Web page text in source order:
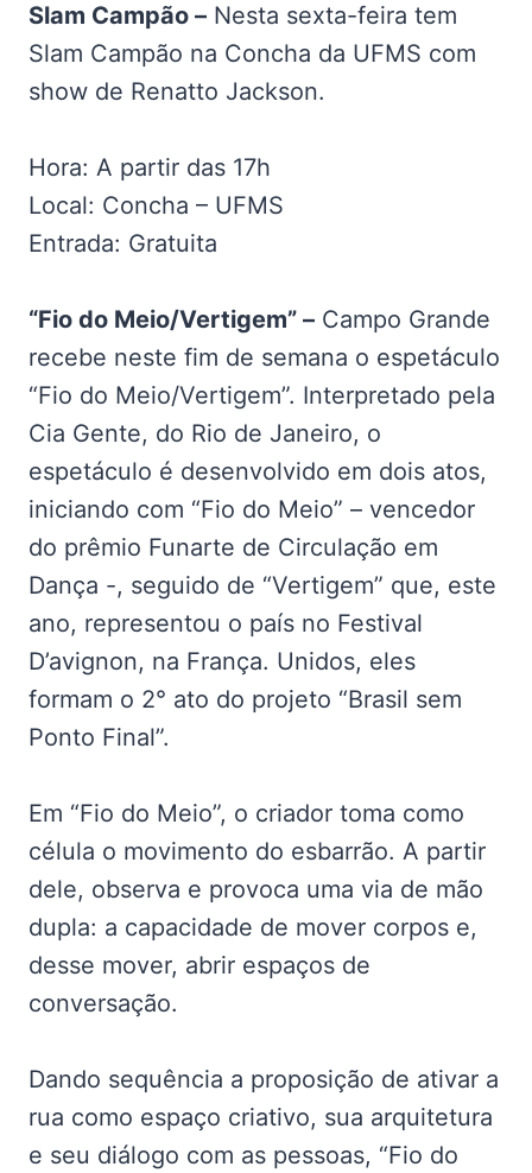
Slam Campão – Nesta sexta-feira tem
Slam Campão na Concha da UFMS com
show de Renatto Jackson.
Hora: A partir das 17h
Local: Concha – UFMS
Entrada: Gratuita
“Fio do Meio/Vertigem” – Campo Grande
recebe neste fim de semana o espetáculo
“Fio do Meio/Vertigem”. Interpretado pela
Cia Gente, do Rio de Janeiro, o
espetáculo é desenvolvido em dois atos,
iniciando com “Fio do Meio” – vencedor
do prêmio Funarte de Circulação em
Dança -, seguido de “Vertigem” que, este
ano, representou o país no Festival
D’avignon, na França. Unidos, eles
formam o 2° ato do projeto “Brasil sem
Ponto Final”.
Em “Fio do Meio”, o criador toma como
célula o movimento do esbarrão. A partir
dele, observa e provoca uma via de mão
dupla: a capacidade de mover corpos e,
desse mover, abrir espaços de
conversação.
Dando sequência a proposição de ativar a
rua como espaço criativo, sua arquitetura
e seu diálogo com as pessoas, “Fio do